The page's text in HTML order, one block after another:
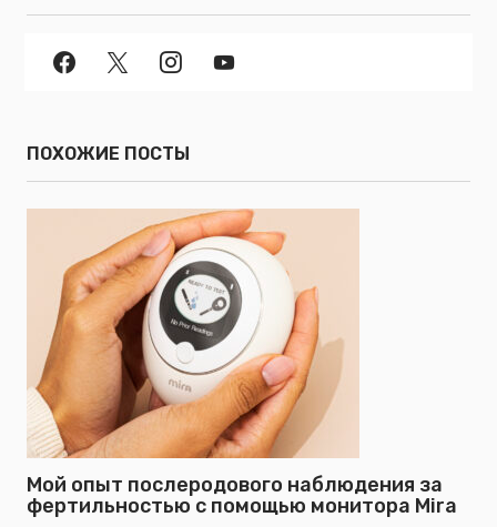
ПОХОЖИЕ ПОСТЫ
Мой опыт послеродового наблюдения за
фертильностью с помощью монитора Mira